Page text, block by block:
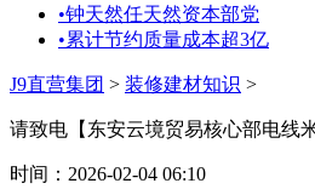
•钟天然任天然资本部党
•累计节约质量成本超3亿
J9直营集团 > 装修建材知识 >
请致电【东安云境贸易核心部电线
时间：2026-02-04 06:10